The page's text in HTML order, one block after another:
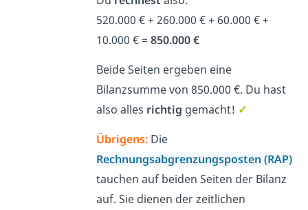
520.000 € + 260.000 € + 60.000 € +
10.000 € =850.000 €
Beide Seiten ergeben eine
Bilanzsumme von 850.000 €. Du hast
also alles richtig gemacht! ✓
Übrigens: Die
Rechnungsabgrenzungsposten (RAP)
tauchen auf beiden Seiten der Bilanz
auf. Sie dienen der zeitlichen